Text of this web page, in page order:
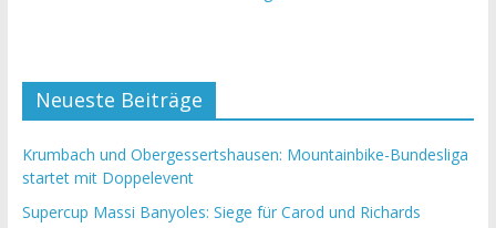
Neueste Beiträge
Krumbach und Obergessertshausen: Mountainbike-Bundesliga
startet mit Doppelevent
Supercup Massi Banyoles: Siege für Carod und Richards